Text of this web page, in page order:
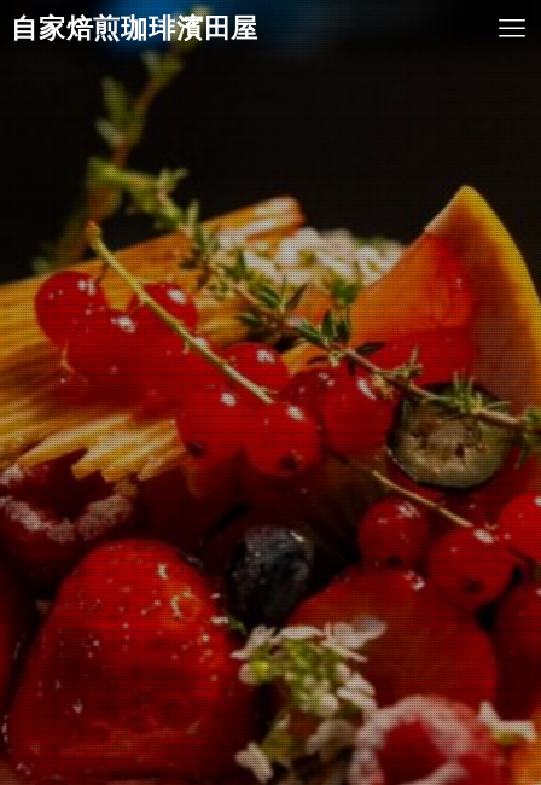
自家焙煎珈琲濱田屋